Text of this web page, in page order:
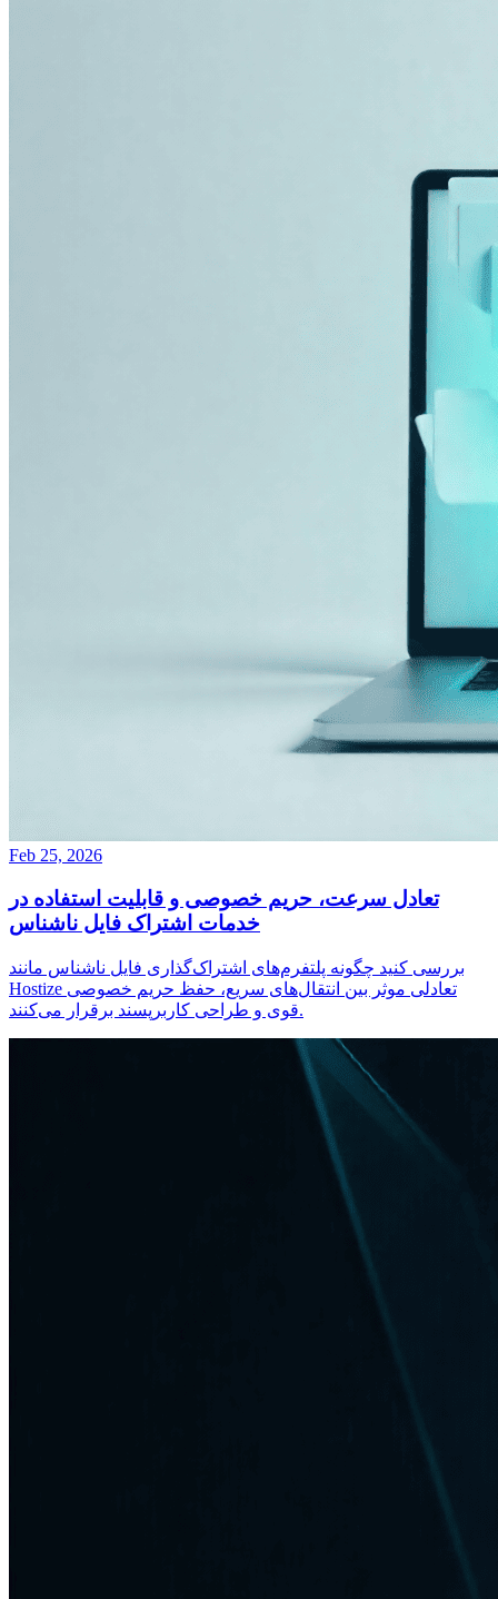
Feb 25, 2026
تعادل سرعت، حریم خصوصی و قابلیت استفاده در
خدمات اشتراک فایل ناشناس
بررسی کنید چگونه پلتفرم‌های اشتراک‌گذاری فایل ناشناس مانند
Hostize تعادلی موثر بین انتقال‌های سریع، حفظ حریم خصوصی
قوی و طراحی کاربرپسند برقرار می‌کنند.